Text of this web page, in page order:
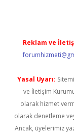
Reklam ve
Yasal Uyarı:
ve İletişim
olarak hizmet
olarak denetleme
Ancak, üyelerimiz